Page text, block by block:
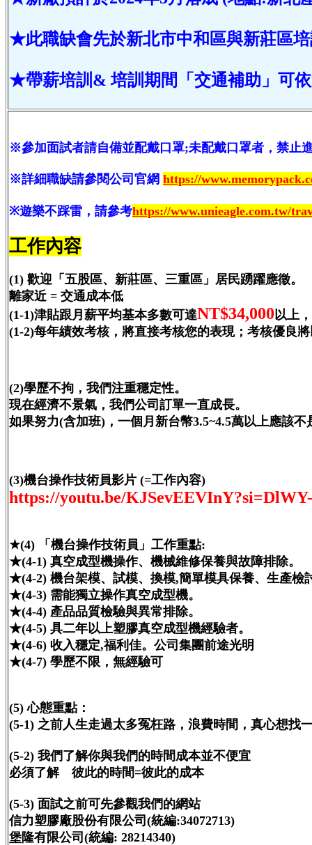
★此職缺會先於新北市中和區與新莊區
★帶薪培訓& 培訓期間「交通補助」可
※參加面試者請自備並配戴口罩;未配戴口罩者，禁止
※詳細職缺請參閱公司官網 https://
※遊樂不踩雷，請參考https://www.unieagle.com.tw/
工作內容
(1) 歡迎「五股區、新莊區、三重區」居民踴躍應徵。
離家近 = 交通成本低
(1-1)津貼跟月薪平均基本多數可達NT$34,000以上
(1-2)每年績效考核，將直接考核您的表現；考核優良
(2)學歷不拘，我們注重穩定性。
現在經濟不景氣，我們公司訂單一直成長。
如果努力(含加班)，一個月新台幣3.5~4.5萬以上應該不
(3)機台操作技術員影片 (=工作內容)
https://youtu.be/
★(4) 「機台操作技術員」工作重點:
★(4-1) 真空成型機操作、機械維修保養與故障排除。
★(4-2) 機台架模、試模、換模,簡單模具保養、生產檢
★(4-3) 需能獨立操作真空成型機。
★(4-4) 產品品質檢驗與異常排除。
★(4-5) 具二年以上塑膠真空成型機經驗者。
★(4-6) 收入穩定,福利佳。公司集團前途光明
★(4-7) 學歷不限，無經驗可
(5) 心態重點：
(5-1) 之前人生走過太多冤枉路，浪費時間，真心想找
(5-2) 我們了解你與我們的時間成本並不便宜
必須了解 彼此的時間=彼此的成本
(5-3) 面試之前可先參觀我們的網站
信力塑膠廠股份有限公司(統編:34072713)
堡隆有限公司(統編: 28214340)